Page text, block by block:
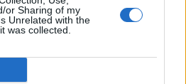
or Sharing of my
Unrelated with the
was collected.